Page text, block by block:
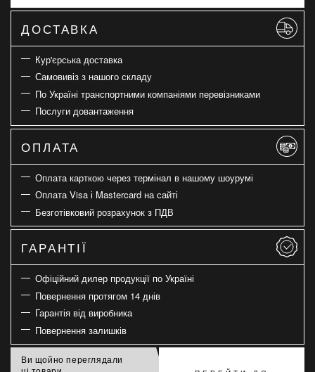
ДОСТАВКА
Кур'єрська доставка
Самовивіз з нашого складу
По Україні транспортними компаніями перевізниками
Послуги довантаження
ОПЛАТА
Оплата карткою через термінал в нашому шоурумі
Оплата Visa і Mastercard на сайті
Безготівковий розрахунок з ПДВ
ГАРАНТІЇ
Офіційний дилер продукції по Україні
Повернення протягом 14 днів
Гарантія від виробника
Повернення залишків
Ви щойно переглядали